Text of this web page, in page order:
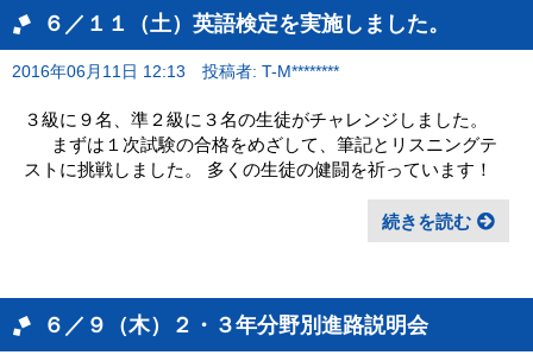
６／１１（土）英語検定を実施しました。
2016年06月11日 12:13 投稿者: T-M********
３級に９名、準２級に３名の生徒がチャレンジしました。
まずは１次試験の合格をめざして、筆記とリスニングテ
ストに挑戦しました。 多くの生徒の健闘を祈っています！
続きを読む
６／９（木）２・３年分野別進路説明会